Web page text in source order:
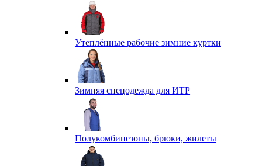
Утеплённые рабочие зимние куртки
Зимняя спецодежда для ИТР
Полукомбинезоны, брюки, жилеты